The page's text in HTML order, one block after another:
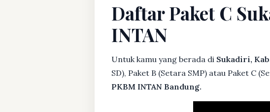
Daftar Paket C
INTAN
Untuk kamu yang berada di Sukadiri,
SD), Paket B (Setara SMP) atau Paket C
PKBM INTAN Bandung.